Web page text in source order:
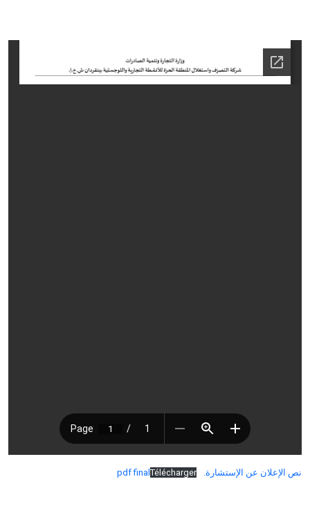
نص الإعلان عن الإستشارة.pdf final Télécharger